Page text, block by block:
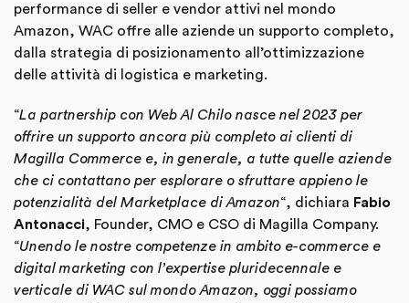
performance di seller e vendor attivi nel mondo
Amazon, WAC offre alle aziende un supporto completo,
dalla strategia di posizionamento all’ottimizzazione
delle attività di logistica e marketing.
“La partnership con Web Al Chilo nasce nel 2023 per
offrire un supporto ancora più completo ai clienti di
Magilla Commerce e, in generale, a tutte quelle aziende
che ci contattano per esplorare o sfruttare appieno le
potenzialità del Marketplace di Amazon“, dichiara Fabio
Antonacci, Founder, CMO e CSO di Magilla Company.
“Unendo le nostre competenze in ambito e-commerce e
digital marketing con l’expertise pluridecennale e
verticale di WAC sul mondo Amazon, oggi possiamo